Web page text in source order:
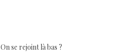
On se rejoint là bas ?